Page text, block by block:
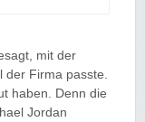
mit der
Firma passte.
haben. Denn die
Jordan